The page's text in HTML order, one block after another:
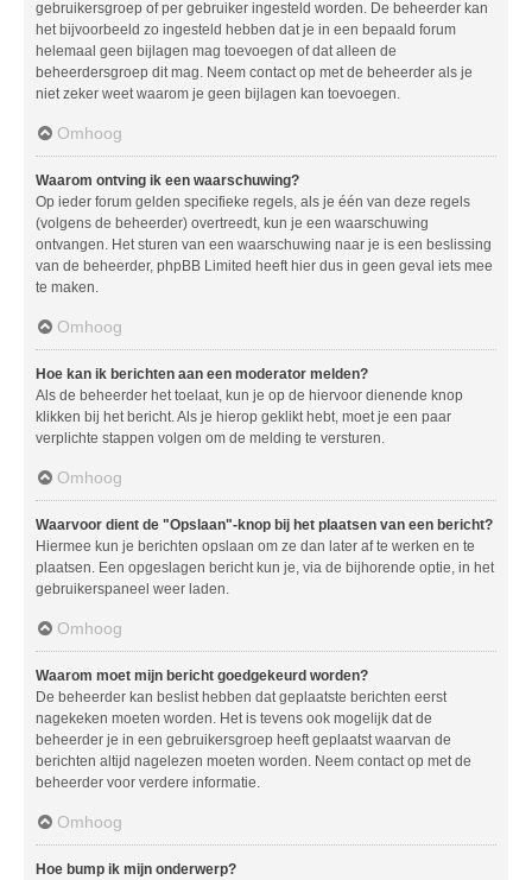
gebruikersgroep of per gebruiker ingesteld worden. De beheerder kan
het bijvoorbeeld zo ingesteld hebben dat je in een bepaald forum
helemaal geen bijlagen mag toevoegen of dat alleen de
beheerdersgroep dit mag. Neem contact op met de beheerder als je
niet zeker weet waarom je geen bijlagen kan toevoegen.
Omhoog
Waarom ontving ik een waarschuwing?
Op ieder forum gelden specifieke regels, als je één van deze regels
(volgens de beheerder) overtreedt, kun je een waarschuwing
ontvangen. Het sturen van een waarschuwing naar je is een beslissing
van de beheerder, phpBB Limited heeft hier dus in geen geval iets mee
te maken.
Omhoog
Hoe kan ik berichten aan een moderator melden?
Als de beheerder het toelaat, kun je op de hiervoor dienende knop
klikken bij het bericht. Als je hierop geklikt hebt, moet je een paar
verplichte stappen volgen om de melding te versturen.
Omhoog
Waarvoor dient de "Opslaan"-knop bij het plaatsen van een bericht?
Hiermee kun je berichten opslaan om ze dan later af te werken en te
plaatsen. Een opgeslagen bericht kun je, via de bijhorende optie, in het
gebruikerspaneel weer laden.
Omhoog
Waarom moet mijn bericht goedgekeurd worden?
De beheerder kan beslist hebben dat geplaatste berichten eerst
nagekeken moeten worden. Het is tevens ook mogelijk dat de
beheerder je in een gebruikersgroep heeft geplaatst waarvan de
berichten altijd nagelezen moeten worden. Neem contact op met de
beheerder voor verdere informatie.
Omhoog
Hoe bump ik mijn onderwerp?